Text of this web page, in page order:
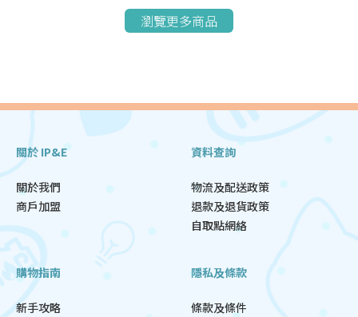
瀏覽更多商品
關於 IP&E
關於我們
商戶加盟
資料查詢
物流及配送政策
退款及退貨政策
自取點網絡
購物指南
新手攻略
隱私及條款
條款及條件